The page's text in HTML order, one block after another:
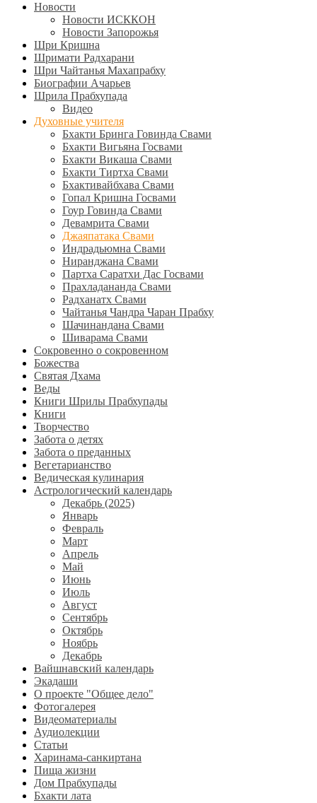
Новости
Новости ИСККОН
Новости Запорожья
Шри Кришна
Шримати Радхарани
Шри Чайтанья Махапрабху
Биографии Ачарьев
Шрила Прабхупада
Видео
Духовные учителя
Бхакти Бринга Говинда Свами
Бхакти Вигьяна Госвами
Бхакти Викаша Свами
Бхакти Тиртха Свами
Бхактивайбхава Свами
Гопал Кришна Госвами
Гоур Говинда Свами
Девамрита Свами
Джаяпатака Свами
Индрадьюмна Свами
Ниранджана Свами
Партха Саратхи Дас Госвами
Прахладананда Свами
Радханатх Свами
Чайтанья Чандра Чаран Прабху
Шачинандана Свами
Шиварама Свами
Сокровенно о сокровенном
Божества
Святая Дхама
Веды
Книги Шрилы Прабхупады
Книги
Творчество
Забота о детях
Забота о преданных
Вегетарианство
Ведическая кулинария
Астрологический календарь
Декабрь (2025)
Январь
Февраль
Март
Апрель
Май
Июнь
Июль
Август
Сентябрь
Октябрь
Ноябрь
Декабрь
Вайшнавский календарь
Экадаши
О проекте "Общее дело"
Фотогалерея
Видеоматериалы
Аудиолекции
Статьи
Харинама-санкиртана
Пища жизни
Дом Прабхупады
Бхакти лата